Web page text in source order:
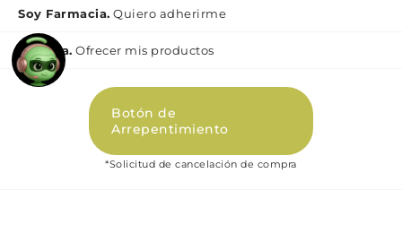
Nutrición & Deporte
Bebé y maternidad
Perfumes y Fragancias
Contacto
Medios de pago
Como comprar
Preguntas Frecuentes Beauty
Términos y condiciones Beauty
Promociones
Políticas de Privacidad Beauty
Soy Farmacia. Quiero adherirme
Mi lìnea. Ofrecer mis productos
Botón de
Arrepentimiento
*Solicitud de cancelación de compra